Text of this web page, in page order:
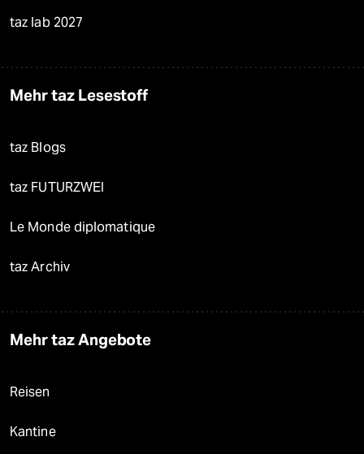
taz lab 2027
Mehr taz Lesestoff
taz Blogs
taz FUTURZWEI
Le Monde diplomatique
taz Archiv
Mehr taz Angebote
Reisen
Kantine